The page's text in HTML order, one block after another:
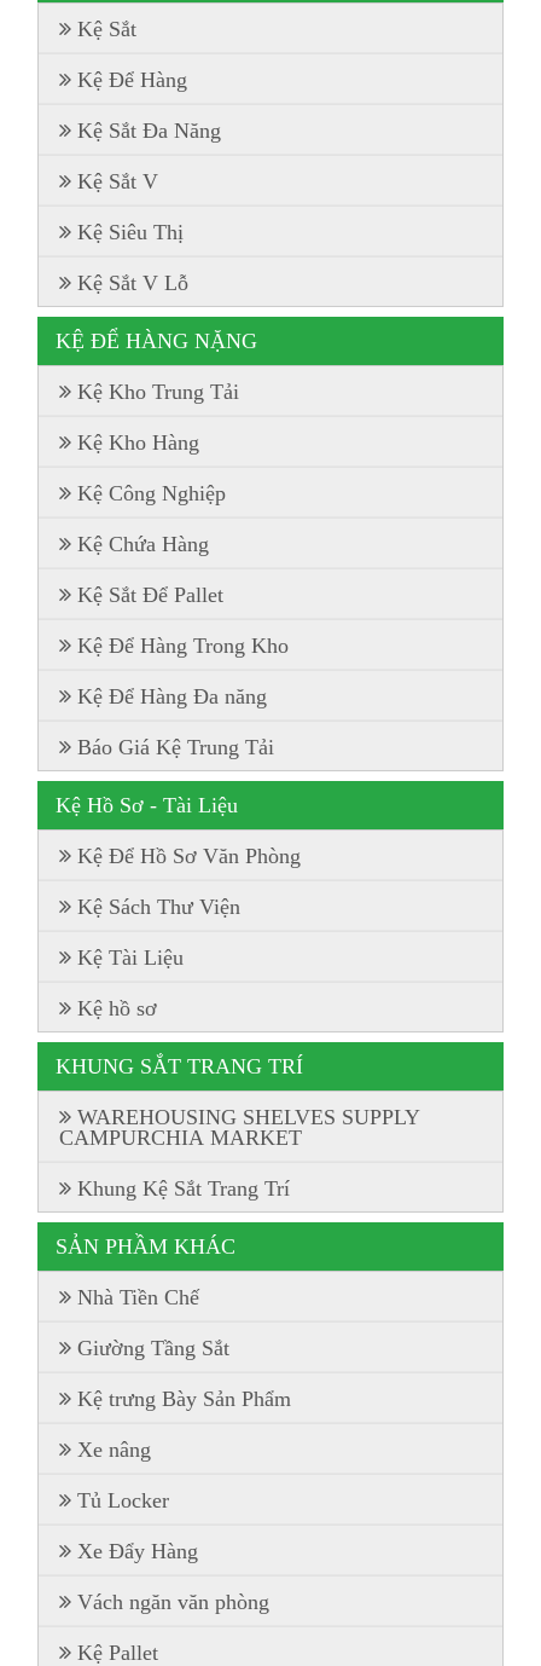
Kệ Sắt
Kệ Để Hàng
Kệ Sắt Đa Năng
Kệ Sắt V
Kệ Siêu Thị
Kệ Sắt V Lỗ
KỆ ĐỂ HÀNG NẶNG
Kệ Kho Trung Tải
Kệ Kho Hàng
Kệ Công Nghiệp
Kệ Chứa Hàng
Kệ Sắt Để Pallet
Kệ Để Hàng Trong Kho
Kệ Để Hàng Đa năng
Báo Giá Kệ Trung Tải
Kệ Hồ Sơ - Tài Liệu
Kệ Để Hồ Sơ Văn Phòng
Kệ Sách Thư Viện
Kệ Tài Liệu
Kệ hồ sơ
KHUNG SẮT TRANG TRÍ
WAREHOUSING SHELVES SUPPLY
CAMPURCHIA MARKET
Khung Kệ Sắt Trang Trí
SẢN PHẦM KHÁC
Nhà Tiền Chế
Giường Tầng Sắt
Kệ trưng Bày Sản Phẩm
Xe nâng
Tủ Locker
Xe Đẩy Hàng
Vách ngăn văn phòng
Kệ Pallet